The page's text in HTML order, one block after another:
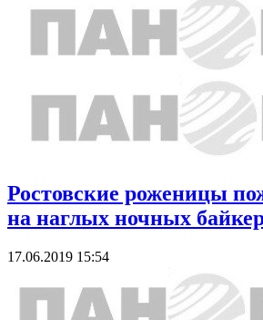
Ростовские роженицы
на наглых ночных
17.06.2019 15:54